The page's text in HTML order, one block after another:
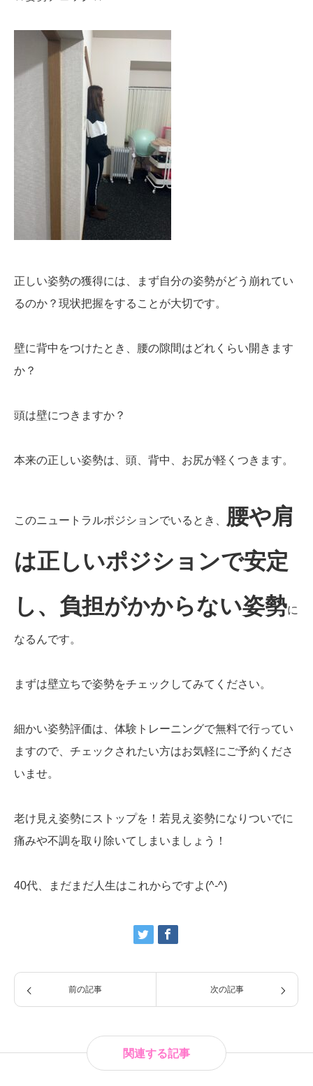
正しい姿勢の獲得には、まず自分の姿勢がどう崩れてい
るのか？現状把握をすることが大切です。
壁に背中をつけたとき、腰の隙間はどれくらい開きます
か？
頭は壁につきますか？
本来の正しい姿勢は、頭、背中、お尻が軽くつきます。
このニュートラルポジションでいるとき、
腰や肩
は正しいポジションで安定
し、負担がかからない姿勢に
なるんです。
まずは壁立ちで姿勢をチェックしてみてください。
細かい姿勢評価は、体験トレーニングで無料で行ってい
ますので、チェックされたい方はお気軽にご予約くださ
いませ。
老け見え姿勢にストップを！若見え姿勢になりついでに
痛みや不調を取り除いてしまいましょう！
40代、まだまだ人生はこれからですよ(^-^)
前の記事 次の記事
関連する記事